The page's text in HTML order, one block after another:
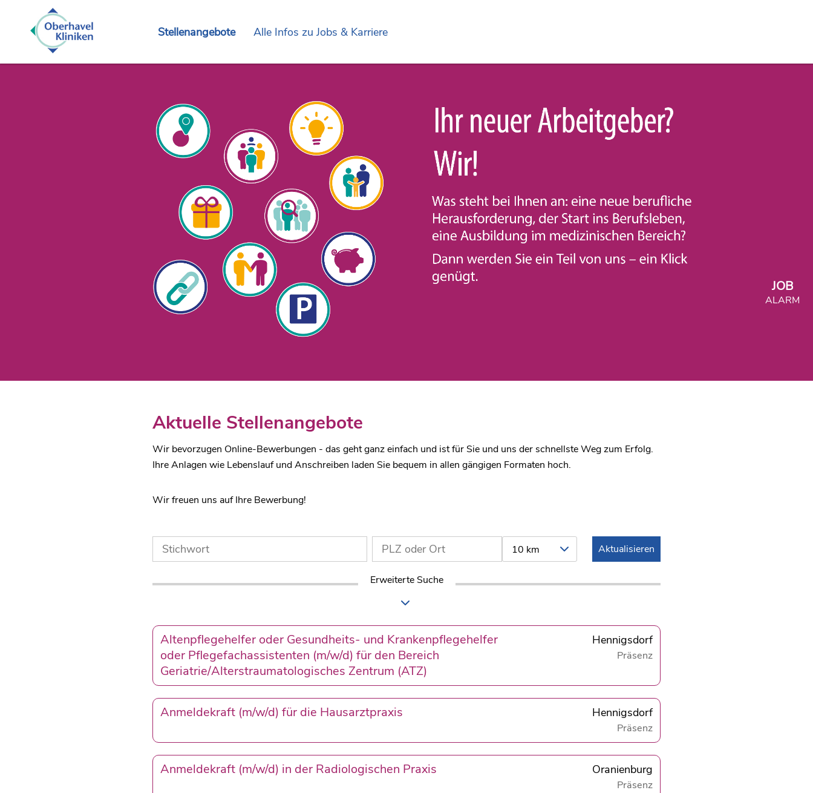
Stellenangebote Alle Infos zu Jobs & Karriere
Aktuelle Stellenangebote
Wir bevorzugen Online-Bewerbungen - das geht ganz einfach und ist für Sie und uns der schnellste Weg zum Erfolg.
Ihre Anlagen wie Lebenslauf und Anschreiben laden Sie bequem in allen gängigen Formaten hoch.
Wir freuen uns auf Ihre Bewerbung!
10 km Aktualisieren
Erweiterte Suche
Altenpflegehelfer oder Gesundheits- und Krankenpflegehelfer
oder Pflegefachassistenten (m/w/d) für den Bereich
Geriatrie/Alterstraumatologisches Zentrum (ATZ)
Hennigsdorf
Präsenz
Anmeldekraft (m/w/d) für die Hausarztpraxis Hennigsdorf
Präsenz
Anmeldekraft (m/w/d) in der Radiologischen Praxis Oranienburg
Präsenz
JOB
ALARM